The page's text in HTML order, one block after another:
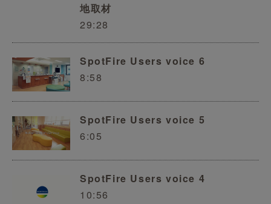
地取材
29:28
SpotFire Users voice 6
8:58
SpotFire Users voice 5
6:05
SpotFire Users voice 4
10:56